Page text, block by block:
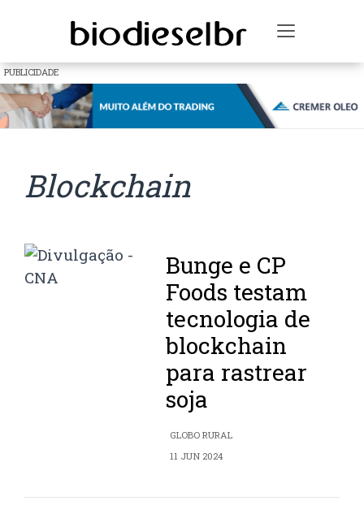
Toggle
PUBLICIDADE
Blockchain
Bunge e CP
Foods testam
tecnologia de
blockchain
para rastrear
soja
GLOBO RURAL
11 JUN 2024